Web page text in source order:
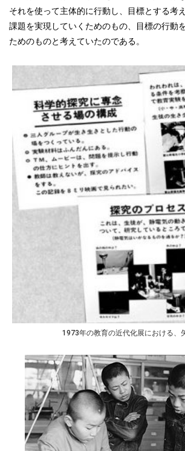
それを使って主体的に行動し、目標とする考
課題を実現していくためのもの、目標の行動
ためのものと考えていたのである。
1973年の教育の近代化展における、